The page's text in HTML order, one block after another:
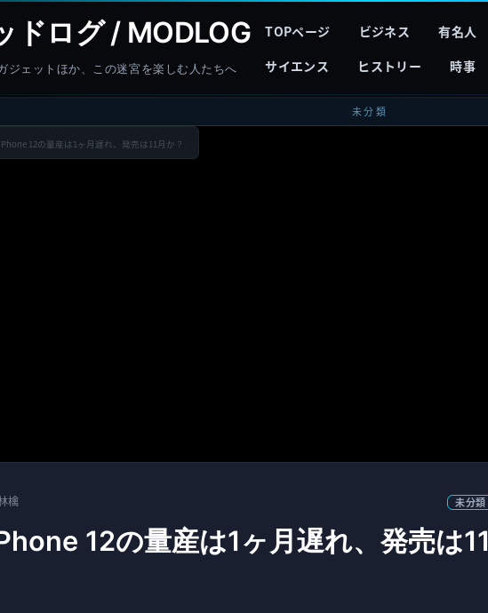
ドログ / MODLOG
ジェットほか、この迷宮を楽しむ人たちへ
TOPページ ビジネス 有名人
サイエンス
ヒストリー 時事
未分類
12の量産は1ヶ月遅れ、発売は11月か？
檎 未分類
12の量産は1ヶ月遅れ、発売は11